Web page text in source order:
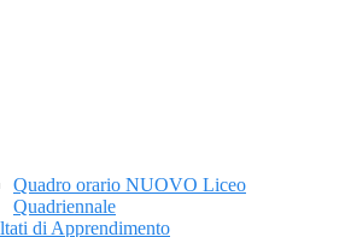
Quadro orario NUOVO Liceo
Quadriennale
di Apprendimento